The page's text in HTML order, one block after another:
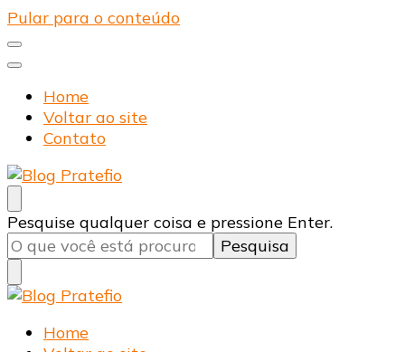
Pular para o conteúdo
Home
Voltar ao site
Contato
Blog Pratefio
Arames e Telas de Qualidade
Procurando
algo?
Pesquise qualquer coisa e pressione Enter.
Blog Pratefio
Arames e Telas de Qualidade
Home